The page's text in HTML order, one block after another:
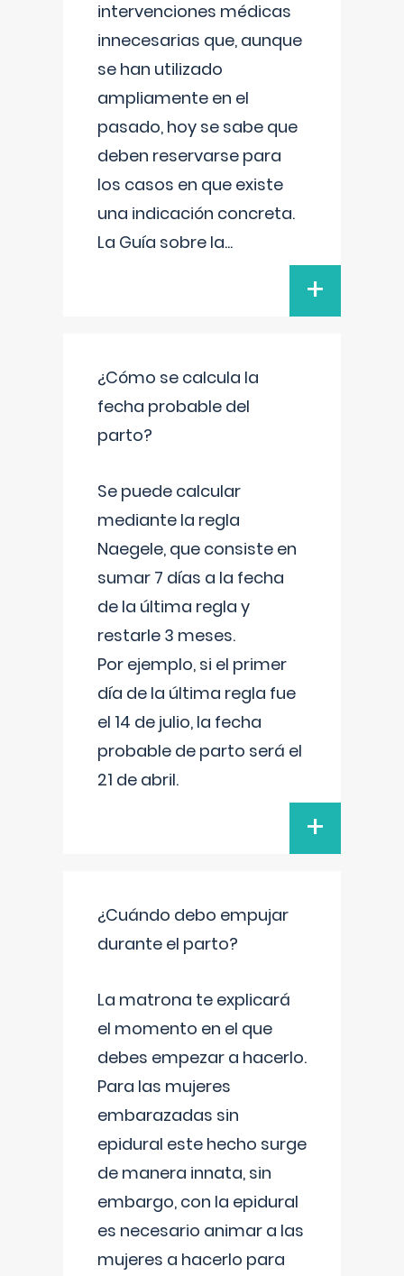
intervenciones médicas
innecesarias que, aunque
se han utilizado
ampliamente en el
pasado, hoy se sabe que
deben reservarse para
los casos en que existe
una indicación concreta.
La Guía sobre la...
+
¿Cómo se calcula la
fecha probable del
parto?
Se puede calcular
mediante la regla
Naegele, que consiste en
sumar 7 días a la fecha
de la última regla y
restarle 3 meses.
Por ejemplo, si el primer
día de la última regla fue
el 14 de julio, la fecha
probable de parto será el
21 de abril.
+
¿Cuándo debo empujar
durante el parto?
La matrona te explicará
el momento en el que
debes empezar a hacerlo.
Para las mujeres
embarazadas sin
epidural este hecho surge
de manera innata, sin
embargo, con la epidural
es necesario animar a las
mujeres a hacerlo para